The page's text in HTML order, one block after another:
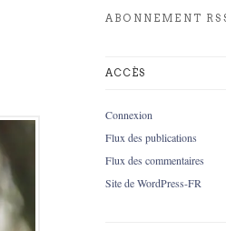
ABONNEMENT
ACCÈS
Connexion
Flux des publications
Flux des commentaires
Site de WordPress-FR